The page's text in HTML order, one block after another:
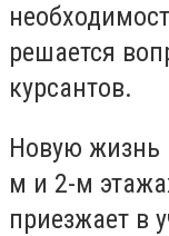
решается
курсантов.
Новую жизнь
м и 2-м
приезжает в